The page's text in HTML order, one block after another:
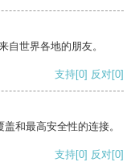
自世界各地的朋友。
支持[0] 反对[0]
和最高安全性的连接。
支持[0] 反对[0]